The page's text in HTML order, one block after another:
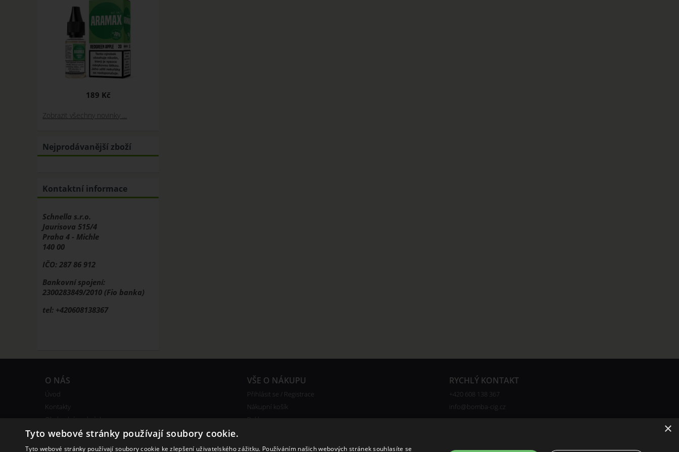
189 Kč
Zobrazit všechny novinky ...
Nejprodávanější zboží
Kontaktní informace
Schnella s.r.o.
Jaurisova 515/4
Praha 4 - Michle
140 00
IČO: 287 86 912
Bankovní spojení:
2300283849/2010 (Fio banka)
tel: +420608138367
O NÁS
Úvod
Kontakty
Obchodní podmínky
Bonusový program
VŠE O NÁKUPU
Přihlásit se / Registrace
Nákupní košík
Reklamace
Certifikáty
RYCHLÝ KONTAKT
+420 608 138 367
info@bomba-cig.cz
×
Tyto webové stránky používají soubory cookie.
Tyto webové stránky používají soubory cookie ke zlepšení uživatelského zážitku. Používáním našich webových stránek souhlasíte se